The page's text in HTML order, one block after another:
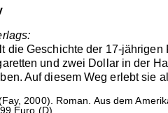
die Geschichte der 17-
und zwei Dollar in der
Auf diesem Weg erlebt sie
2000). Roman. Aus dem
Euro (D).